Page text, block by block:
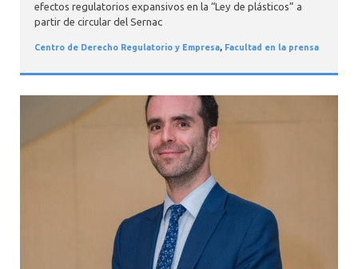
efectos regulatorios expansivos en la “Ley de plásticos” a
partir de circular del Sernac
Centro de Derecho Regulatorio y Empresa, Facultad en la prensa